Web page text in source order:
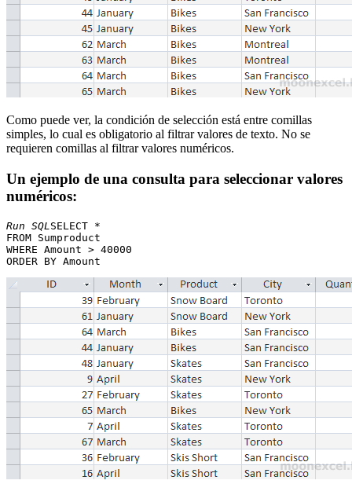
Como puede ver, la condición de selección está entre comillas
simples, lo cual es obligatorio al filtrar valores de texto. No se
requieren comillas al filtrar valores numéricos.
Un ejemplo de una consulta para seleccionar valores
numéricos:
Run SQL SELECT *
FROM Sumproduct
WHERE Amount > 40000